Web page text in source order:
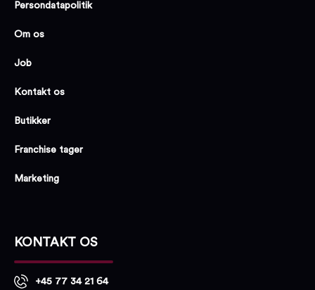
Persondatapolitik
Om os
Job
Kontakt os
Butikker
Franchise tager
Marketing
KONTAKT OS
+45 77 34 21 64